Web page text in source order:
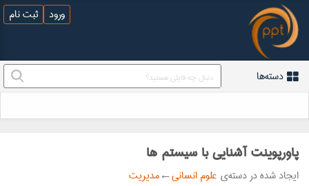
ورود ثبت نام
دسته‌ها
پاورپوینت آشنایی با سیستم ها
ایجاد شده در دسته‌ی علوم انسانی←مدیریت